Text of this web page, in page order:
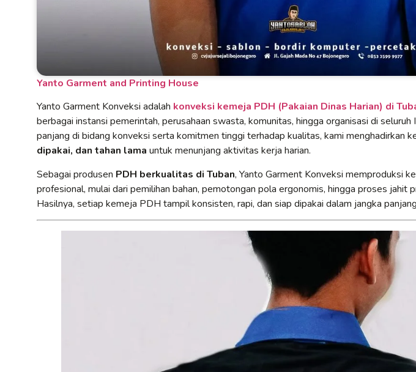
Yanto Garment and Printing House
Yanto Garment Konveksi adalah konveksi kemeja PDH (Pakaian Dinas Harian) di
berbagai instansi pemerintah, perusahaan swasta, komunitas, hingga organisasi di seluruh
panjang di bidang konveksi serta komitmen tinggi terhadap kualitas, kami menghadirkan
dipakai, dan tahan lama untuk menunjang aktivitas kerja harian.
Sebagai produsen PDH berkualitas di Tuban, Yanto Garment Konveksi memproduksi
profesional, mulai dari pemilihan bahan, pemotongan pola ergonomis, hingga proses jahit
Hasilnya, setiap kemeja PDH tampil konsisten, rapi, dan siap dipakai dalam jangka